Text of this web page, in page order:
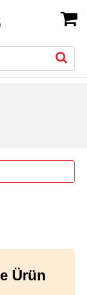
Ürün